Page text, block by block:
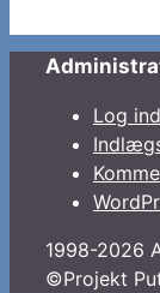
Log ind
1998-2026
©Projekt